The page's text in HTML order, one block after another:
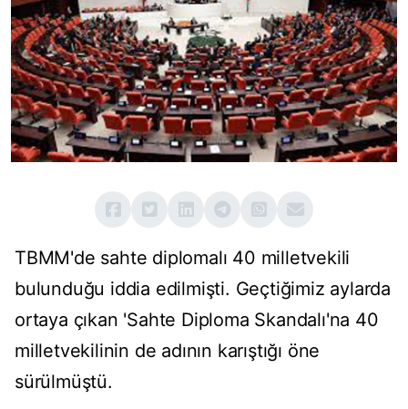
TBMM'de sahte diplomalı 40 milletvekili
bulunduğu iddia edilmişti. Geçtiğimiz aylarda
ortaya çıkan 'Sahte Diploma Skandalı'na 40
milletvekilinin de adının karıştığı öne
sürülmüştü.